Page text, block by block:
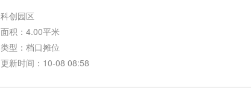
科创园区
面积：4.00平米
类型：档口摊位
更新时间：10-08 08:58